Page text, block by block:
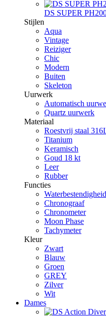
DS SUPER
Stijlen
Aqua
Vintage
Reiziger
Chic
Modern
Buiten
Skeleton
Uurwerk
Automatisch
Quartz uurwerk
Materiaal
Roestvrij staal
Titanium
Keramisch
Goud 18 kt
Leer
Rubber
Functies
Waterbestendigheid
Chronograaf
Chronometer
Moon Phase
Tachymeter
Kleur
Zwart
Blauw
Groen
GREY
Zilver
Wit
Dames